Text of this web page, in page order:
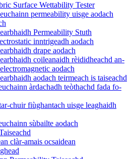
Surface Wettability Tester
permeability uisge aodach
Permeability Stuth
inntrigeadh aodach
drape aodach
coileanaidh rèididheachd an-
aodach
aodach teirmeach is taiseachd
àrdachadh teòthachd fada fo-
chuir fiùghantach uisge leaghaidh
sùbailte aodach
clàr-amais ocsaidean